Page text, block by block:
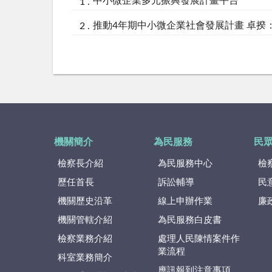
推動4年期中小微企業社會發展計畫 卓揆
機關簡介
檢察長介紹
歷任首長
機關歷史沿革
機關管轄介紹
檢察業務介紹
科室業務簡介
為民服務
為民服務中心
訴訟輔導
線上申辦作業
為民服務白皮書
處理人民陳情案件作
業流程
民
檢
民
廉